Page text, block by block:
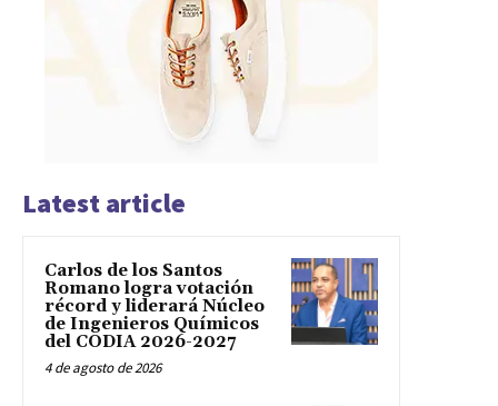
Latest article
Carlos de los Santos
Romano logra votación
récord y liderará Núcleo
de Ingenieros Químicos
del CODIA 2026-2027
4 de agosto de 2026